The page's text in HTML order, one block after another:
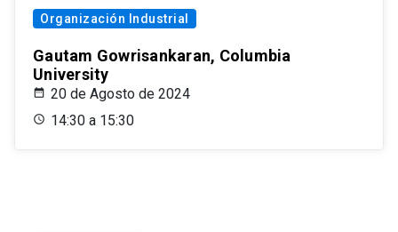
Organización Industrial
Gautam Gowrisankaran, Columbia
University
20 de Agosto de 2024
14:30 a 15:30